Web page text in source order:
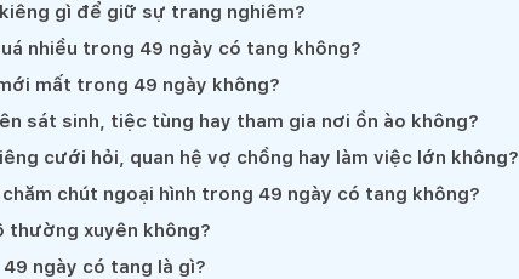
gì để giữ sự trang nghiêm?
nhiều trong 49 ngày có tang không?
mất trong 49 ngày không?
sát sinh, tiệc tùng hay tham gia nơi ồn ào không?
cưới hỏi, quan hệ vợ chồng hay làm việc lớn không?
chút ngoại hình trong 49 ngày có tang không?
thường xuyên không?
ngày có tang là gì?